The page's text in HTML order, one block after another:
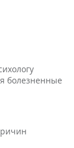
болезненные